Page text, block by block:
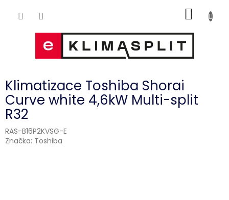
KOŠÍK
Klimatizace Toshiba Shorai
Curve white 4,6kW Multi-split
R32
RAS-B16P2KVSG-E
Značka: Toshiba